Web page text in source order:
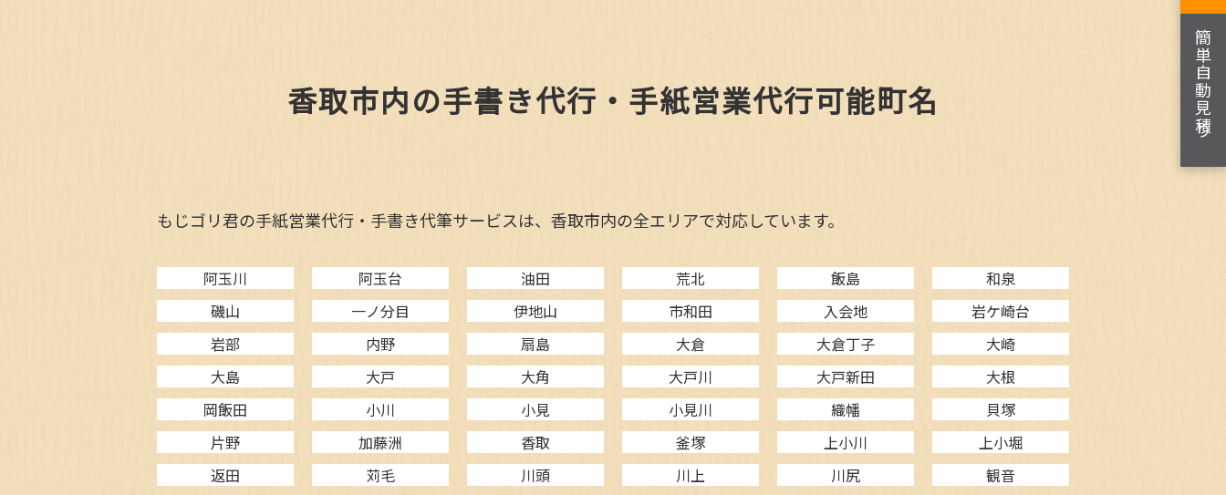
香取市内の手書き代行・手紙営業代行可能町名
もじゴリ君の手紙営業代行・手書き代筆サービスは、香取市内の全エリアで対応しています。
阿玉川 阿玉台 油田 荒北 飯島
和泉
磯山
一ノ分目 伊地山 市和田 入会地
岩ケ崎台
岩部
内野 扇島 大倉 大倉丁子
大崎
大島
大戸 大角 大戸川 大戸新田
大根
岡飯田
小川 小見 小見川 織幡
貝塚
片野
加藤洲 香取 釜塚 上小川
上小堀
返田
苅毛 川頭 川上 川尻
観音
簡単自動見積り